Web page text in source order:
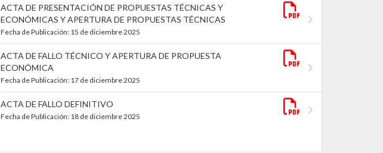
ACTA DE PRESENTACIÓN DE PROPUESTAS TÉCNICAS Y
ECONÓMICAS Y APERTURA DE PROPUESTAS TÉCNICAS
Fecha de Publicación: 15 de diciembre 2025
ACTA DE FALLO TÉCNICO Y APERTURA DE PROPUESTA
ECONÓMICA
Fecha de Publicación: 17 de diciembre 2025
ACTA DE FALLO DEFINITIVO
Fecha de Publicación: 18 de diciembre 2025